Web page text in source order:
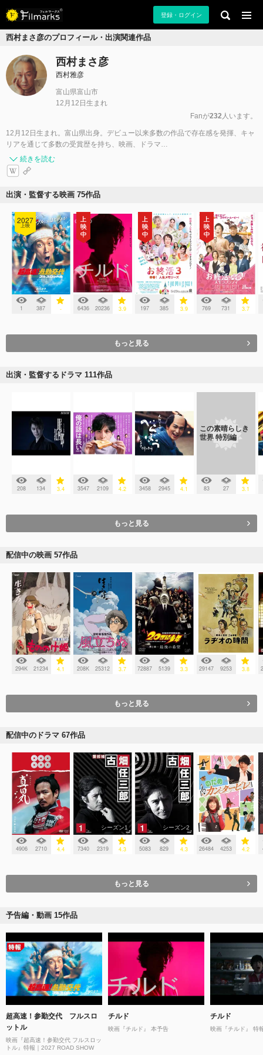
登録・ログイン
西村まさ彦のプロフィール・出演関連作品
西村まさ彦
西村雅彦
富山県富山市
12月12日生まれ
Fanが232 人います。
12月12日生まれ。富山県出身。デビュー以来多数の作品で存在感を発揮、キャ
リアを通じて多数の受賞歴を持ち、映画、ドラマ…
続きを読む
出演・監督する映画 75作品
2027
上映
1 387 - 6436 20236 3.9 197 385 3.9 769 731 3.7
もっと見る
出演・監督するドラマ 111作品
208 134 3.4 3547 2109 4.2 3458 2945 4.1
この素晴らしき
世界 特別編
83 27 3.1
もっと見る
配信中の映画 57作品
294K 21234 4.1 208K 25312 3.7 72887 5139 3.3 29147 9253 3.8
もっと見る
配信中のドラマ 67作品
4906 2710 4.4
シーズン1
7340 2319 4.3
シーズン2
5083 829 4.3 26484 4253 4.2
もっと見る
予告編・動画 15作品
超高速！参勤交代 フルスロ
ットル
映画『超高速！参勤交代 フルスロッ
トル』特報｜2027 ROAD SHOW
チルド
映画『チルド』 本予告
チルド
映画『チルド』 特